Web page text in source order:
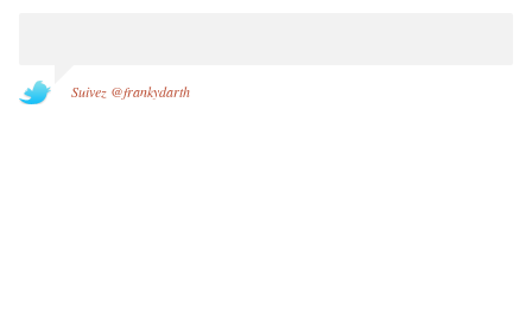
Suivez @frankydarth